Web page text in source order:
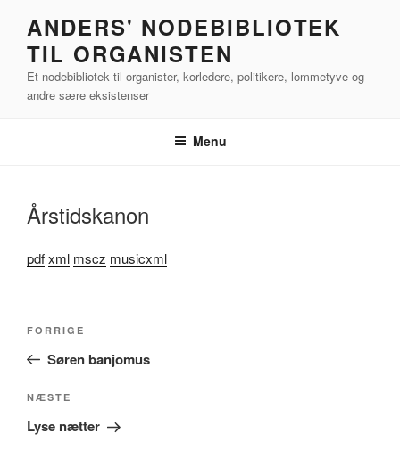
indhold
ANDERS' NODEBIBLIOTEK
TIL ORGANISTEN
Et nodebibliotek til organister, korledere, politikere, lommetyve og
andre sære eksistenser
Menu
Årstidskanon
pdfxml mscz musicxml
Forrige
indlæg
FORRIGE
Søren banjomus
Næste
indlæg
NÆSTE
Lyse nætter